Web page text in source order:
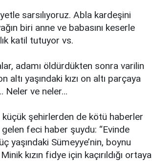
sarsılıyoruz. Abla kardeşini
biri anne ve babasını keserle
katil tutuyor vs.
adamı öldürdükten sonra varilin
yaşındaki kızı on altı parçaya
Neler ve neler…
şehirlerden de kötü haberler
feci haber şuydu: “Evinde
yaşındaki Sümeyye’nin, boynu
kızın fidye için kaçırıldığı ortaya